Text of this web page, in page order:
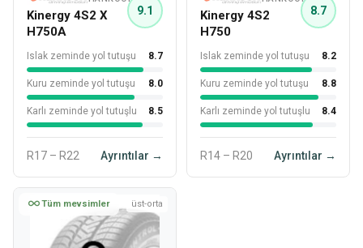
Kinergy 4S2 X
H750A
9.1
Islak zeminde yol tutuşu 8.7
Kuru zeminde yol tutuşu 8.0
Karlı zeminde yol tutuşlu 8.5
R17 – R22 Ayrıntılar →
Kinergy 4S2
H750
8.7
Islak zeminde yol tutuşu 8.2
Kuru zeminde yol tutuşu 8.8
Karlı zeminde yol tutuşlu 8.4
R14 – R20 Ayrıntılar →
Tüm mevsimler üst-orta